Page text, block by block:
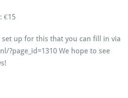
€15
up for this that you can fill in via
?page_id=1310 We hope to see